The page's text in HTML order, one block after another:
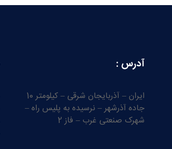
آدرس :
ایران – آذربایجان شرقی – کیلومتر 10
جاده آذرشهر – نرسیده به پلیس راه –
شهرک صنعتی غرب – فاز 2